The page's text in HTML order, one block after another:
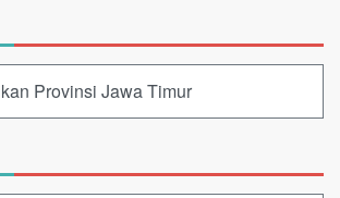
Provinsi Jawa Timur